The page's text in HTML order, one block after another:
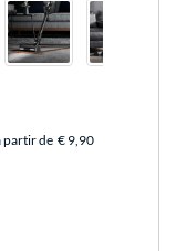
partir de € 9,90